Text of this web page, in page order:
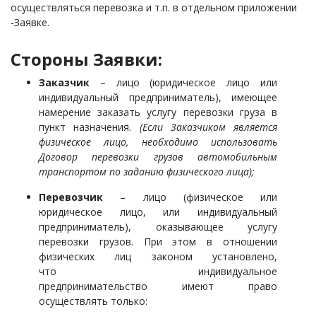
осуществляться перевозка и т.п. в отдельном приложении
-Заявке.
Стороны Заявки:
Заказчик – лицо (юридическое лицо или
индивидуальный предприниматель), имеющее
намерение заказать услугу перевозки груза в
пункт назначения. (Если Заказчиком является
физическое лицо, необходимо использовать
Договор перевозки грузов автомобильным
транспортом по заданию физического лица);
Перевозчик – лицо (физическое или
юридическое лицо, или индивидуальный
предприниматель), оказывающее услугу
перевозки грузов. При этом в отношении
физических лиц законом установлено,
что индивидуальное
предпринимательство имеют право
осуществлять только: